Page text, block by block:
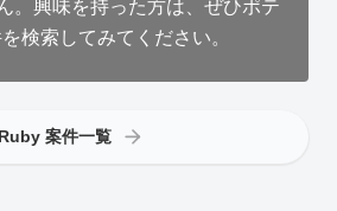
。興味を持った方は、ぜひポテ
検索してみてください。
Ruby 案件一覧